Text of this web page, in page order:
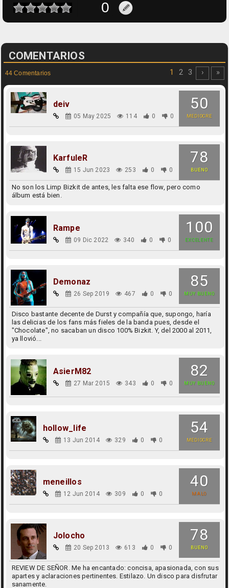
COMENTARIOS
44 Comentarios 1 2 3 › »
50
MEDIOCRE
deiv
05 May 2025 114 0 0
78
BUENO
KarfuleR
15 Jun 2023 253 0 0
No son los Limp Bizkit de antes, les falta ese flow, pero como
álbum está bien.
100
EXCELENTE
Rampe
09 Dic 2022 340 0 0
85
MUY BUENO
Demonaz
26 Sep 2019 467 0 0
Disco bastante decente de Durst y compañía que, supongo, haría
las delicias de los fans más fieles de la banda pues, desde el
"Chocolate", no sacaban un disco 100% Bizkit. Y, del 2000 al 2011,
ya llovió...
82
MUY BUENO
AsierM82
27 Mar 2015 343 0 0
54
MEDIOCRE
hollow_life
13 Jun 2014 329 0 0
40
MALO
meneillos
12 Jun 2014 309 0 0
78
BUENO
Jolocho
20 Sep 2013 613 0 0
REVIEW DE SEÑOR. Me ha encantado: concisa, apasionada, con sus
apartes y aclaraciones pertinentes. Estilazo. Un disco para disfrutar
sanamente.